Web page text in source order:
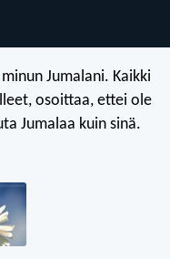
Jumalani. Kaikki
osoittaa, ettei ole
Jumalaa kuin sinä.